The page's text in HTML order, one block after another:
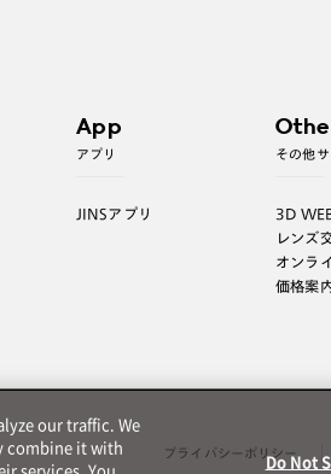
App
アプリ
JINSアプリ
その他
3D
レンズ
オンラ
価格案
プライバシーポリシー
our traffic. We
combine it with
Do Not